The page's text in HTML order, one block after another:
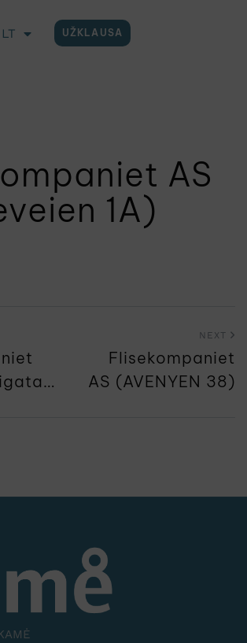
LT
EN UŽKLAUSA
AS
1A)
NEXT
Flisekompaniet
AS (AVENYEN 38)